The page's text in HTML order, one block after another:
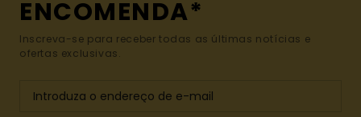
ENCOMENDA*
Inscreva-se para receber todas as últimas notícias e
ofertas exclusivas.